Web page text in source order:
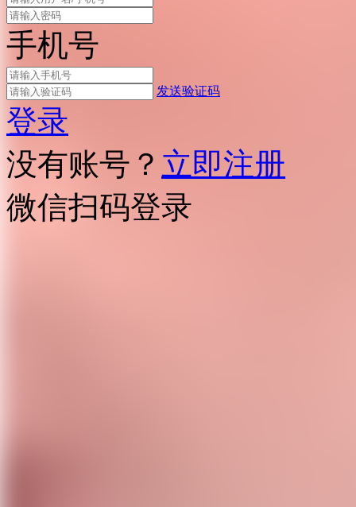
手机号
发送验证码
登录
没有账号？ 立即注册
微信扫码登录